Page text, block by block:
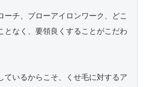
ーチ、ブローアイロンワーク、どこ
となく、要領良くすることがこだわ
ているからこそ、くせ毛に対するア